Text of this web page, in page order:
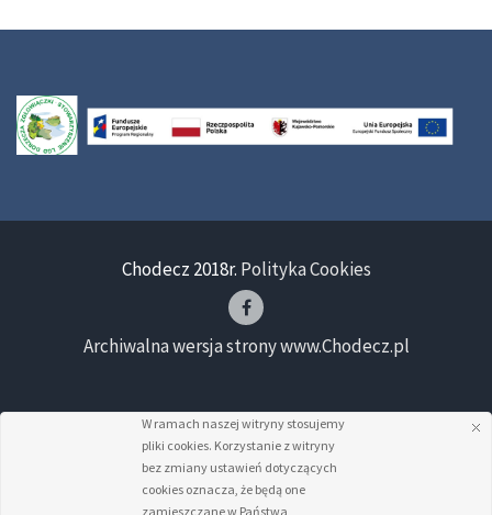
Chodecz 2018r. Polityka Cookies
Archiwalna wersja strony www.Chodecz.pl
W ramach naszej witryny stosujemy
pliki cookies. Korzystanie z witryny
bez zmiany ustawień dotyczących
cookies oznacza, że będą one
zamieszczane w Państwa